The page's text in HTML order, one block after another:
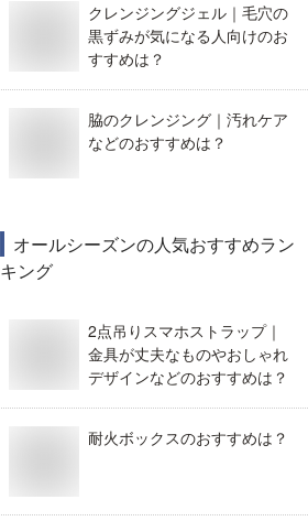
クレンジングジェル｜毛穴の
黒ずみが気になる人向けのお
すすめは？
脇のクレンジング｜汚れケア
などのおすすめは？
オールシーズンの人気おすすめラン
キング
2点吊りスマホストラップ｜
金具が丈夫なものやおしゃれ
デザインなどのおすすめは？
耐火ボックスのおすすめは？